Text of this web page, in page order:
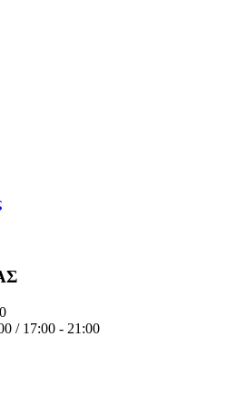
/ 17:00 - 21:00